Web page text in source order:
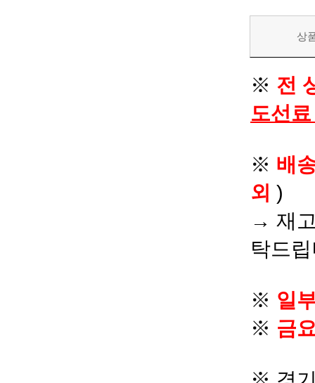
상
※ 전
도선
※ 배
외 )
→ 재
탁드
※ 일
※ 금